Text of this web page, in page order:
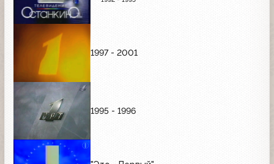
1997 - 2001
1995 - 1996